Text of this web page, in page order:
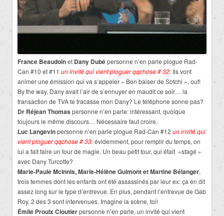
France Beaudoinet Dany Dubépersonne n’en parle plogue Rad-
Can #10 et #11 un invité qui vient ploguer qqchose # 32: Ils vont
animer une émission qui va s’appeler « Bon baiser de Sotchi », ouf!
By the way, Dany avait l’air de s’ennuyer en maudit ce soir… la
transaction de TVA te tracasse mon Dany? Le téléphone sonne pas?
Dr Réjean Thomas personne n’en parle: intéressant, quoique
toujours le même discours… Nécessaire faut croire.
Luc Langevinpersonne n’en parle plogue Rad-Can #12 un invité qui
vient ploguer qqchose # 33: évidemment, pour remplir du temps, on
lui a fait faire un tour de magie. Un beau petit tour, qui était «stagé »
avec Dany Turcotte?
Marie-Paule McInnis, Marie-Hélène Guimont et Martine Bélanger,
trois femmes dont les enfants ont été assassinés par leur ex: ça en dit
assez long sur le type d’entrevue. En plus, pendant l’entrevue de Gab
Roy, 2 des 3 sont intervenues. Imagine la scène, toi!
Émile Proulx Cloutierpersonne n’en parle, un invité qui vient